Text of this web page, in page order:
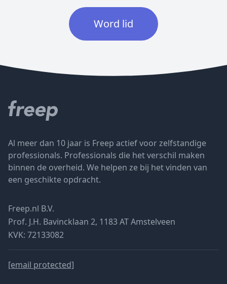
Word lid
Al meer dan 10 jaar is Freep actief voor zelfstandige
professionals. Professionals die het verschil maken
binnen de overheid. We helpen ze bij het vinden van
een geschikte opdracht.
Freep.nl B.V.
Prof. J.H. Bavincklaan 2, 1183 AT Amstelveen
KVK: 72133082
[email protected]